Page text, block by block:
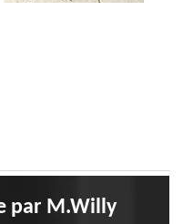
par M.Willy